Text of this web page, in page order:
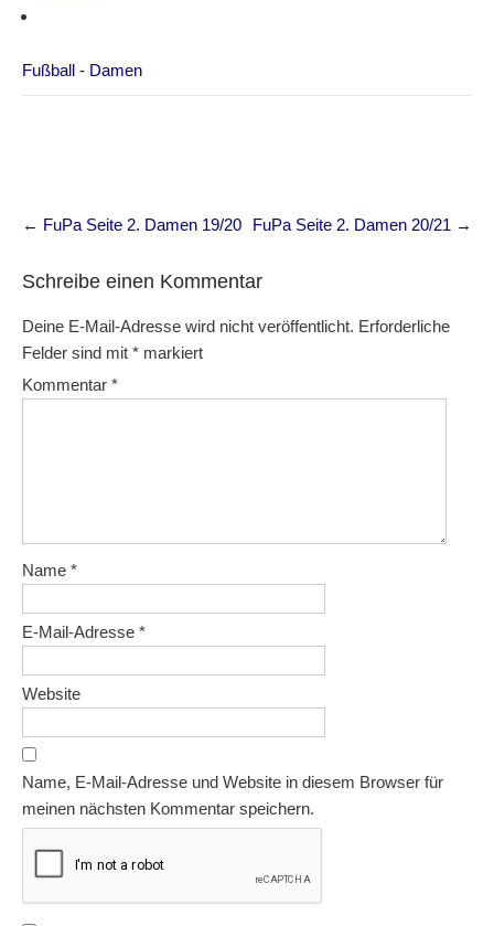
Fußball - Damen
Post
navigation
← FuPa Seite 2. Damen 19/20 FuPa Seite 2. Damen 20/21 →
Schreibe einen Kommentar
Deine E-Mail-Adresse wird nicht veröffentlicht. Erforderliche
Felder sind mit * markiert
Kommentar *
Name *
E-Mail-Adresse *
Website
Name, E-Mail-Adresse und Website in diesem Browser für
meinen nächsten Kommentar speichern.